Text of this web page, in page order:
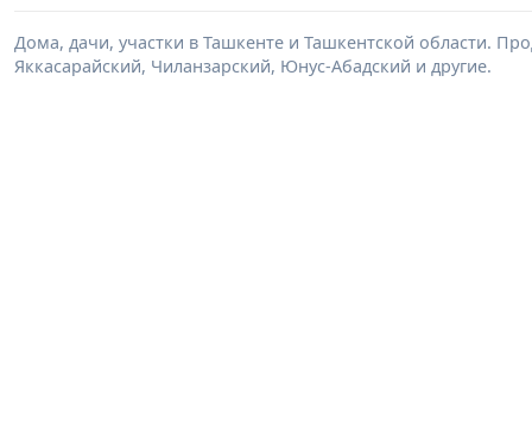
Дома, дачи, участки в Ташкенте и Ташкентской области.
Яккасарайский, Чиланзарский, Юнус-Абадский и другие.